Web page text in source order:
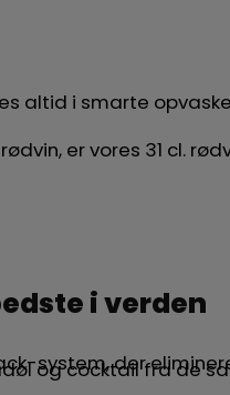
og cocktail fra de
altid i smarte
er vores 31 cl.
i verden
system, der